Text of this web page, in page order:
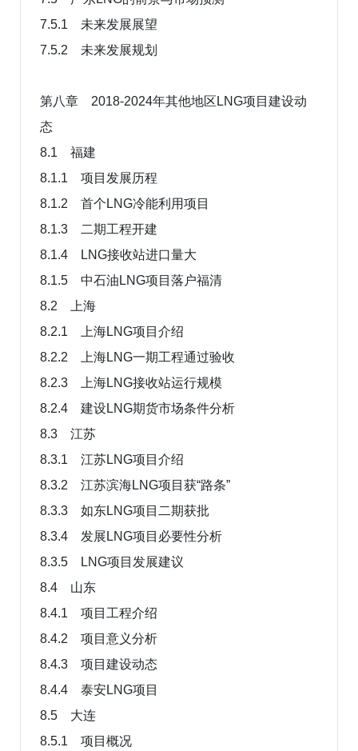
7.5.1 未来发展展望
7.5.2 未来发展规划
第八章 2018-2024年其他地区LNG项目建设动
态
8.1 福建
8.1.1 项目发展历程
8.1.2 首个LNG冷能利用项目
8.1.3 二期工程开建
8.1.4 LNG接收站进口量大
8.1.5 中石油LNG项目落户福清
8.2 上海
8.2.1 上海LNG项目介绍
8.2.2 上海LNG一期工程通过验收
8.2.3 上海LNG接收站运行规模
8.2.4 建设LNG期货市场条件分析
8.3 江苏
8.3.1 江苏LNG项目介绍
8.3.2 江苏滨海LNG项目获“路条”
8.3.3 如东LNG项目二期获批
8.3.4 发展LNG项目必要性分析
8.3.5 LNG项目发展建议
8.4 山东
8.4.1 项目工程介绍
8.4.2 项目意义分析
8.4.3 项目建设动态
8.4.4 泰安LNG项目
8.5 大连
8.5.1 项目概况